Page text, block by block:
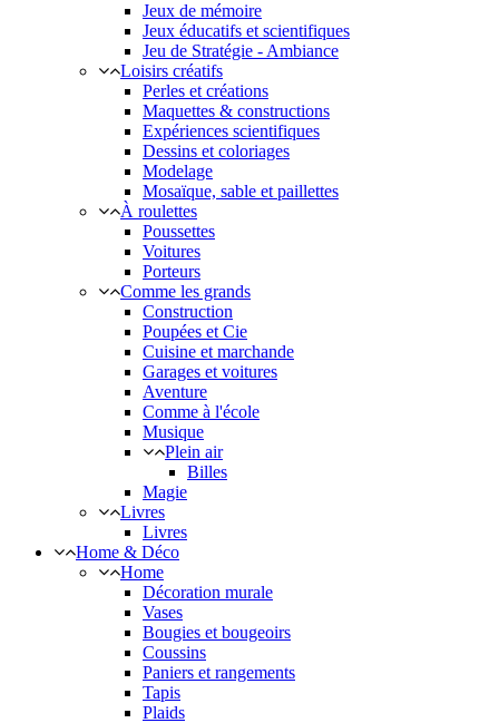
Jeux de mémoire
Jeux éducatifs et scientifiques
Jeu de Stratégie - Ambiance
Loisirs créatifs
Perles et créations
Maquettes & constructions
Expériences scientifiques
Dessins et coloriages
Modelage
Mosaïque, sable et paillettes
À roulettes
Poussettes
Voitures
Porteurs
Comme les grands
Construction
Poupées et Cie
Cuisine et marchande
Garages et voitures
Aventure
Comme à l'école
Musique
Plein air
Billes
Magie
Livres
Livres
Home & Déco
Home
Décoration murale
Vases
Bougies et bougeoirs
Coussins
Paniers et rangements
Tapis
Plaids